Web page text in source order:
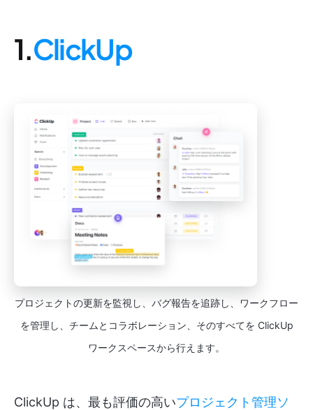
1.ClickUp
プロジェクトの更新を監視し、バグ報告を追跡し、ワークフロー
を管理し、チームとコラボレーション、そのすべてを ClickUp
ワークスペースから行えます。
ClickUp は、最も評価の高いプロジェクト管理ソ